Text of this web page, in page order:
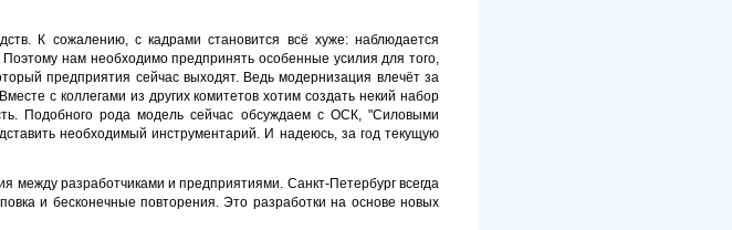
К сожалению, с кадрами становится всё хуже: наблюдается
нам необходимо предпринять особенные усилия для того,
предприятия сейчас выходят. Ведь модернизация влечёт за
с коллегами из других комитетов хотим создать некий набор
Подобного рода модель сейчас обсуждаем с ОСК, "Силовыми
необходимый инструментарий. И надеюсь, за год текущую
между разработчиками и предприятиями. Санкт-Петербург всегда
и бесконечные повторения. Это разработки на основе новых